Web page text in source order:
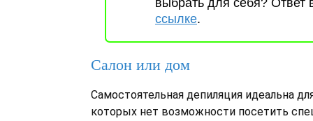
выбрать для себя? Ответ
ссылке.
Салон или дом
Самостоятельная депиляция идеальна
которых нет возможности посетить